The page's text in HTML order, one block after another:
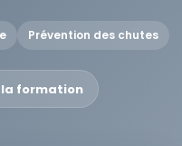
Prévention des chutes
la formation